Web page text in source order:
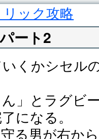
ック攻略
ート2
くかシセル
」とラグビ
になる。
る男が右か